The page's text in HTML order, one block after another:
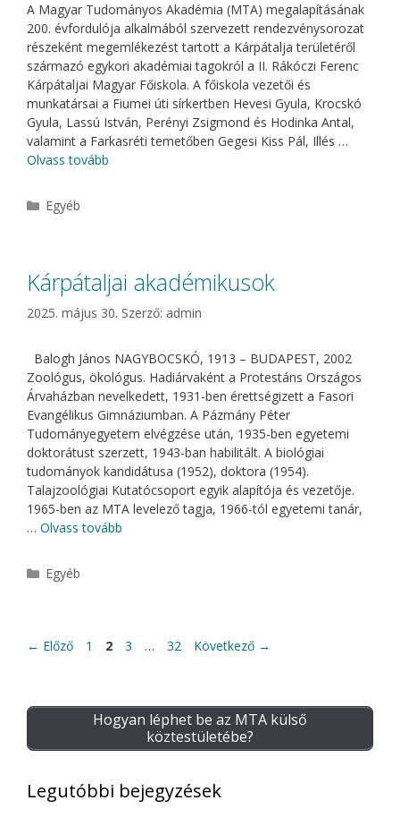
A Magyar Tudományos Akadémia (MTA) megalapításának
200. évfordulója alkalmából szervezett rendezvénysorozat
részeként megemlékezést tartott a Kárpátalja területéről
származó egykori akadémiai tagokról a II. Rákóczi Ferenc
Kárpátaljai Magyar Főiskola. A főiskola vezetői és
munkatársai a Fiumei úti sírkertben Hevesi Gyula, Krocskó
Gyula, Lassú István, Perényi Zsigmond és Hodinka Antal,
valamint a Farkasréti temetőben Gegesi Kiss Pál, Illés …
Olvass tovább
Kategória
Egyéb
Kárpátaljai akadémikusok
2025. május 30. Szerző: admin
Balogh János NAGYBOCSKÓ, 1913 – BUDAPEST, 2002
Zoológus, ökológus. Hadiárvaként a Protestáns Országos
Árvaházban nevelkedett, 1931-ben érettségizett a Fasori
Evangélikus Gimnáziumban. A Pázmány Péter
Tudományegyetem elvégzése után, 1935-ben egyetemi
doktorátust szerzett, 1943-ban habilitált. A biológiai
tudományok kandidátusa (1952), doktora (1954).
Talajzoológiai Kutatócsoport egyik alapítója és vezetője.
1965-ben az MTA levelező tagja, 1966-tól egyetemi tanár,
… Olvass tovább
Kategória
Egyéb
← Előző Oldal
1 Oldal
2 Oldal
3 … Oldal
32 Következő →
Hogyan léphet be az MTA külső
köztestületébe?
Legutóbbi bejegyzések